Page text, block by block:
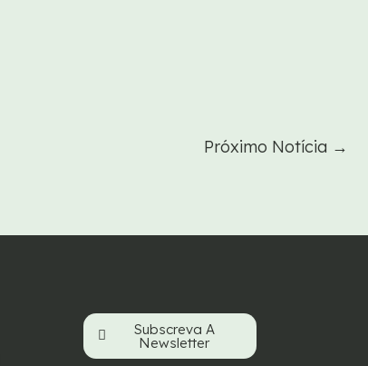
Próximo Notícia →
Subscreva A
Newsletter